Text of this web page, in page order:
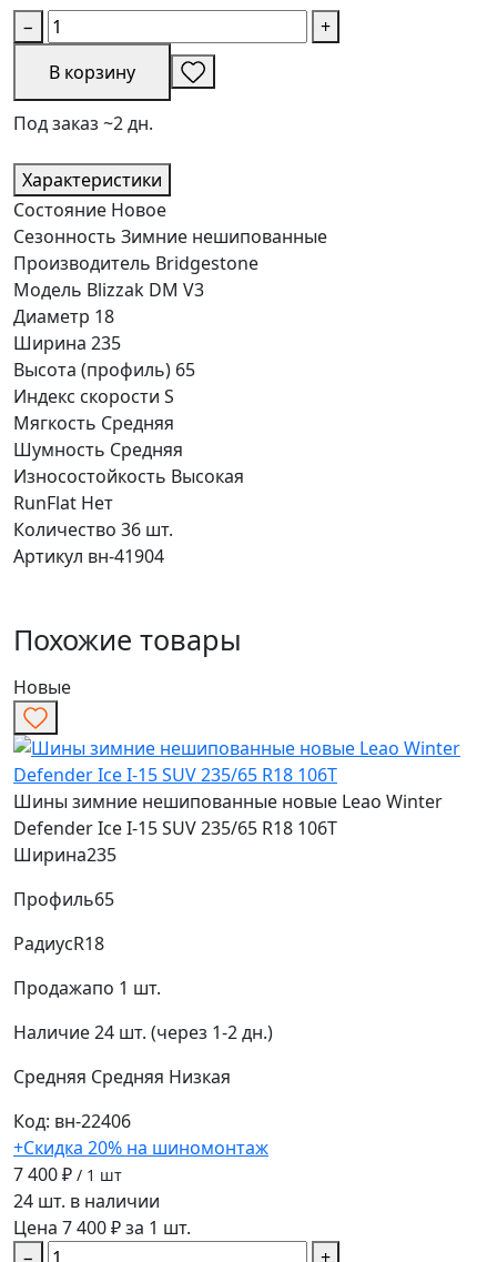
−
+
В корзину
Под заказ ~2 дн.
Характеристики
Состояние Новое
Сезонность Зимние нешипованные
Производитель Bridgestone
Модель Blizzak DM V3
Диаметр 18
Ширина 235
Высота (профиль) 65
Индекс скорости S
Мягкость Средняя
Шумность Средняя
Износостойкость Высокая
RunFlat Нет
Количество 36 шт.
Артикул вн-41904
Похожие товары
Новые
Шины зимние нешипованные новые Leao Winter
Defender Ice I-15 SUV 235/65 R18 106T
Ширина235
Профиль65
РадиусR18
Продажапо 1 шт.
Наличие24 шт. (через 1-2 дн.)
Средняя Средняя Низкая
Код: вн-22406
+Скидка 20% на шиномонтаж
7 400 ₽ / 1 шт
24 шт. в наличии
Цена 7 400 ₽ за 1 шт.